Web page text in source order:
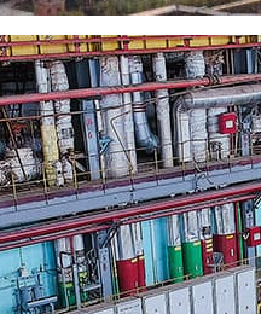
регионального развития РФ